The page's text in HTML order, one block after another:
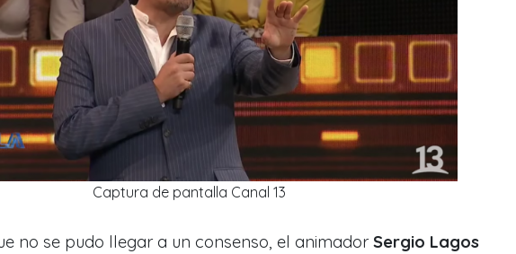
Captura de pantalla Canal 13
no se pudo llegar a un consenso, el animador Sergio Lagos